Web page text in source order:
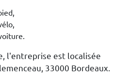
l'entreprise est localisée
33000 Bordeaux.